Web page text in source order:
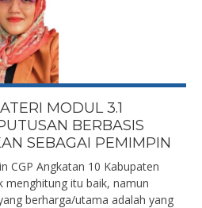
MODUL 3.1
BERBASIS
SEBAGAI PEMIMPIN
CGP Angkatan 10 Kabupaten
menghitung itu baik, namun
berharga/utama adalah yang